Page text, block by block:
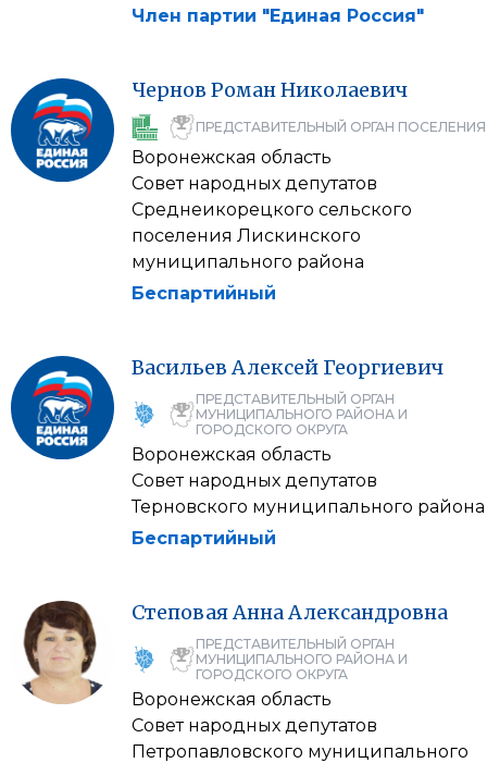
Член партии "Единая Россия"
Чернов РоманНиколаевич
ПРЕДСТАВИТЕЛЬНЫЙ ОРГАН ПОСЕЛЕНИЯ
Воронежская область
Совет народных депутатов
Среднеикорецкого сельского
поселения Лискинского
муниципального района
Беспартийный
Васильев Алексей Георгиевич
ПРЕДСТАВИТЕЛЬНЫЙ ОРГАН
МУНИЦИПАЛЬНОГО РАЙОНА И
ГОРОДСКОГО ОКРУГА
Воронежская область
Совет народных депутатов
Терновского муниципального района
Беспартийный
СтеповаяАннаАлександровна
ПРЕДСТАВИТЕЛЬНЫЙ ОРГАН
МУНИЦИПАЛЬНОГО РАЙОНА И
ГОРОДСКОГО ОКРУГА
Воронежская область
Совет народных депутатов
Петропавловского муниципального